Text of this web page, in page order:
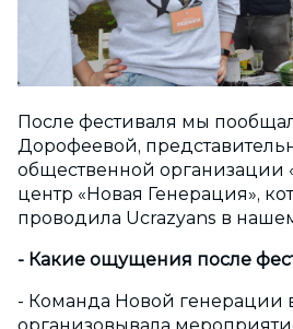
После фестиваля мы
Дорофеевой,
общественной
центр «Новая Генерация»,
проводила Ucrazyans в
- Какие ощущения после
- Команда Новой генерации
организовывала